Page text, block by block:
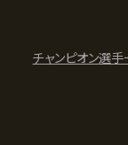
チャンピオン選手